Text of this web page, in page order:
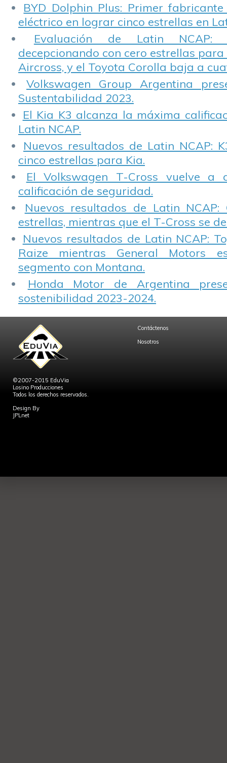
BYD Dolphin Plus: Primer
eléctrico en lograr cinco estrellas en
Evaluación de Latin NCAP:
decepcionando con cero estrellas para
Aircross, y el Toyota Corolla baja a
Volkswagen Group Argentina
Sustentabilidad 2023.
El Kia K3 alcanza la máxima
Latin NCAP.
Nuevos resultados de Latin NCAP:
cinco estrellas para Kia.
El Volkswagen T-Cross vuelve a
calificación de seguridad.
Nuevos resultados de Latin NCAP:
estrellas, mientras que el T-Cross se
Nuevos resultados de Latin NCAP:
Raize mientras General Motors
segmento con Montana.
Honda Motor de Argentina
sostenibilidad 2023-2024.
©2007-2015 EduVia
Losino Producciones
Todos los derechos reservados.
Design By
JPLnet
Contáctenos
Nosotros